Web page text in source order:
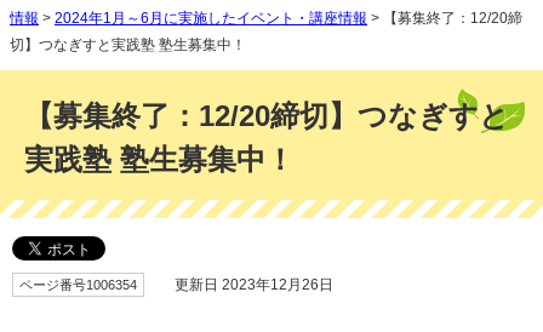
情報 > 2024年1月～6月に実施したイベント・講座情報 > 【募集終了：12/20締
切】つなぎすと実践塾 塾生募集中！
【募集終了：12/20締切】つなぎすと
実践塾 塾生募集中！
ページ番号1006354 更新日 2023年12月26日